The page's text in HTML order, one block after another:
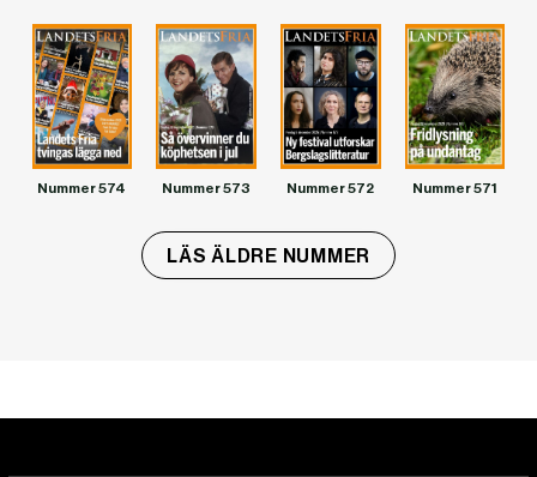
Nummer 574 Nummer 573 Nummer 572 Nummer 571
LÄS ÄLDRE NUMMER